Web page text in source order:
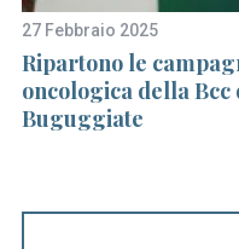
27 Febbraio 2025
Ripartono le
oncologica della Bcc
Buguggiate